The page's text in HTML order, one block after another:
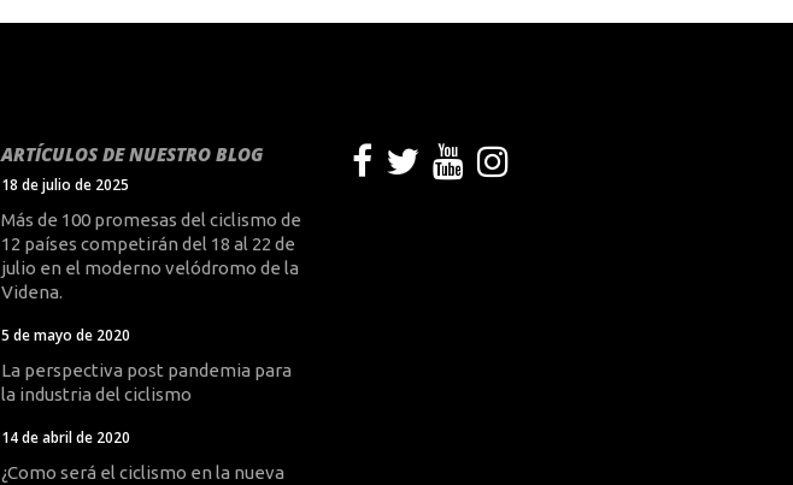
ARTÍCULOS DE NUESTRO BLOG
18 de julio de 2025
Más de 100 promesas del ciclismo de
12 países competirán del 18 al 22 de
julio en el moderno velódromo de la
Videna.
5 de mayo de 2020
La perspectiva post pandemia para
la industria del ciclismo
14 de abril de 2020
¿Como será el ciclismo en la nueva